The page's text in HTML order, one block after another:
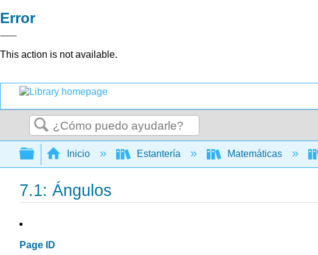
Error
This action is not available.
Buscar
Expandir/contraer jerarquía global
Inicio Estantería Matemáticas
7.1: Ángulos
Page ID